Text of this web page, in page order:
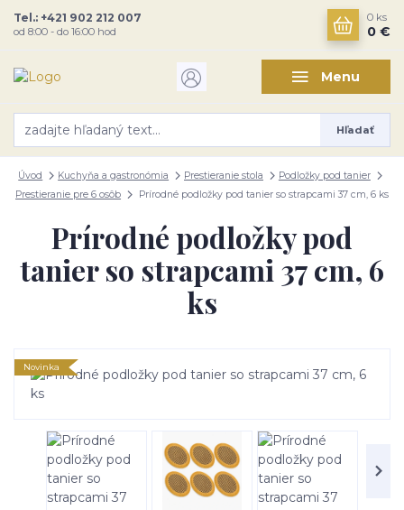
Menu
Hľadať
Tel.: +421 902 212 007
od 8:00 - do 16:00 hod
0 ks
0 €
Úvod Kuchyňa a gastronómia Prestieranie stola
Podložky pod tanier
Prestieranie pre 6 osôb
Prírodné podložky pod tanier so strapcami 37 cm, 6 ks
Prírodné podložky pod
tanier so strapcami 37 cm, 6
ks
Novinka